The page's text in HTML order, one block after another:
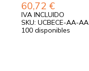
60,72 €
IVA INCLUIDO
SKU: UCBECE-AA-AA
100 disponibles